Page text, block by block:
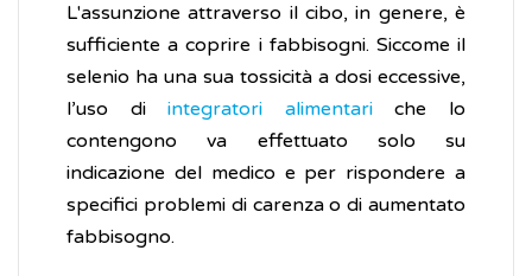
L'assunzione attraverso il cibo, in genere, è
sufficiente a coprire i fabbisogni. Siccome il
selenio ha una sua tossicità a dosi eccessive,
l’uso diintegratori alimentariche lo
contengono va effettuato solo su
indicazione del medico e per rispondere a
specifici problemi di carenza o di aumentato
fabbisogno.